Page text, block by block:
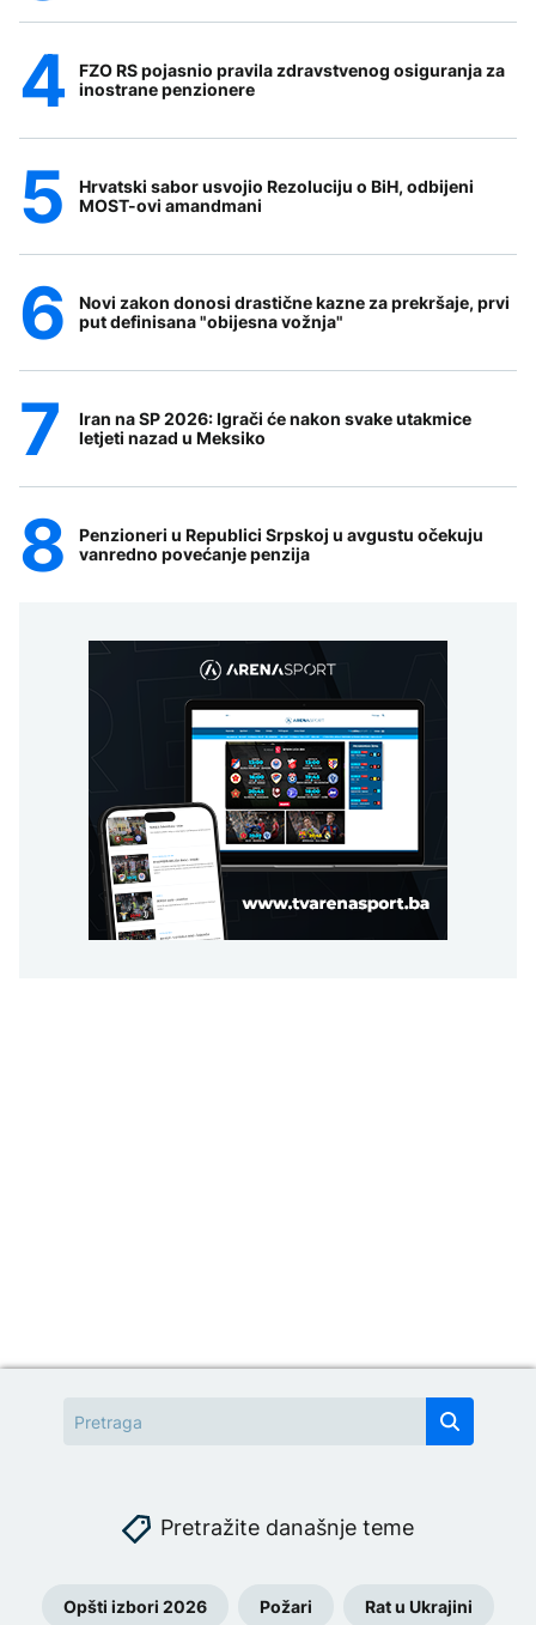
FZO RS pojasnio pravila zdravstvenog osiguranja za
inostrane penzionere
Hrvatski sabor usvojio Rezoluciju o BiH, odbijeni
MOST-ovi amandmani
Novi zakon donosi drastične kazne za prekršaje, prvi
put definisana "obijesna vožnja"
Iran na SP 2026: Igrači će nakon svake utakmice
letjeti nazad u Meksiko
Penzioneri u Republici Srpskoj u avgustu očekuju
vanredno povećanje penzija
Pretražite današnje teme
Opšti izbori 2026 Požari Rat u Ukrajini